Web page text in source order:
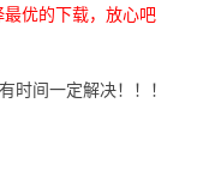
优的下载，放心吧
时间一定解决！！！